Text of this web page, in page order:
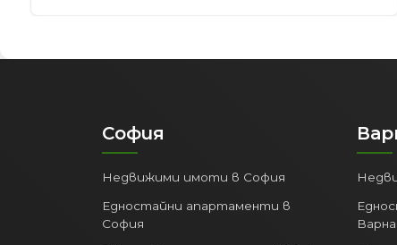
София
Недвижими имоти в София
Едностайни апартаменти в
София
Варна